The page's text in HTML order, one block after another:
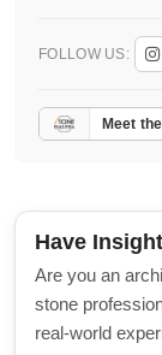
FOLLOW US:
Meet
Have
Are you an
stone
real-world